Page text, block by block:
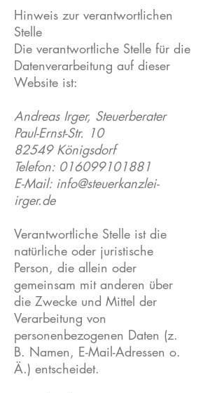
Hinweis zur verantwortlichen
Stelle
Die verantwortliche Stelle für die
Datenverarbeitung auf dieser
Website ist:
Andreas Irger, Steuerberater
Paul-Ernst-Str. 10
82549 Königsdorf
Telefon: 016099101881
E-Mail: info@steuerkanzlei-
irger.de
Verantwortliche Stelle ist die
natürliche oder juristische
Person, die allein oder
gemeinsam mit anderen über
die Zwecke und Mittel der
Verarbeitung von
personenbezogenen Daten (z.
B. Namen, E-Mail-Adressen o.
Ä.) entscheidet.